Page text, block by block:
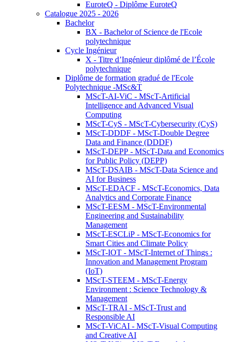
EuroteQ - Diplôme EuroteQ
Catalogue 2025 - 2026
Bachelor
BX - Bachelor of Science de l'Ecole
polytechnique
Cycle Ingénieur
X - Titre d’Ingénieur diplômé de l’École
polytechnique
Diplôme de formation gradué de l'Ecole
Polytechnique -MSc&T
MScT-AI-ViC - MScT-Artificial
Intelligence and Advanced Visual
Computing
MScT-CyS - MScT-Cybersecurity (CyS)
MScT-DDDF - MScT-Double Degree
Data and Finance (DDDF)
MScT-DEPP - MScT-Data and Economics
for Public Policy (DEPP)
MScT-DSAIB - MScT-Data Science and
AI for Business
MScT-EDACF - MScT-Economics, Data
Analytics and Corporate Finance
MScT-EESM - MScT-Environmental
Engineering and Sustainability
Management
MScT-ESCLiP - MScT-Economics for
Smart Cities and Climate Policy
MScT-IOT - MScT-Internet of Things :
Innovation and Management Program
(IoT)
MScT-STEEM - MScT-Energy
Environment : Science Technology &
Management
MScT-TRAI - MScT-Trust and
Responsible AI
MScT-ViCAI - MScT-Visual Computing
and Creative AI